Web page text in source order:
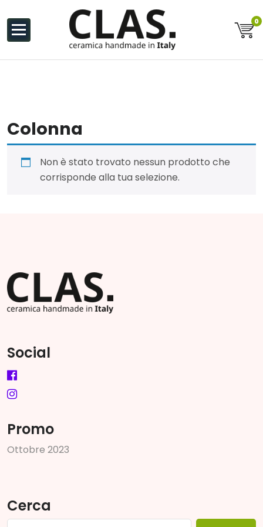
contenuto
0
Colonna
Non è stato trovato nessun prodotto che
corrisponde alla tua selezione.
Social
Promo
Ottobre 2023
Cerca